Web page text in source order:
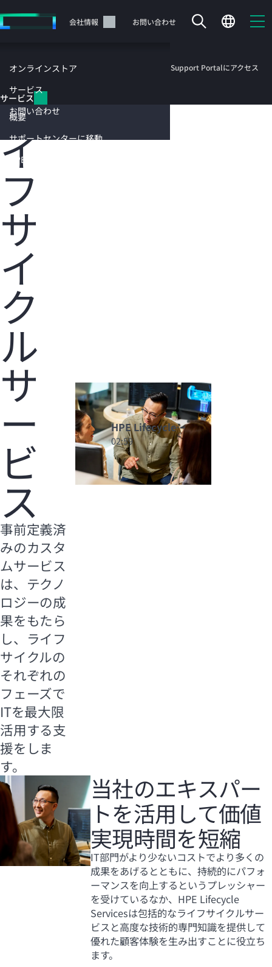
イ
ン
ス
キ
プ
会社情報 お問い合わせ
オンラインストア
サービス
お問い合わせ
サービ
サポートセンターに移動 HPE Networking Support Portalにアクセス
概要
サポートセンターに移動
HPE Networking Support
アクセス
サービス
ラ
イ
フ
サ
イ
ク
ル
サ
ー
ビ
ス
事前定義済
みのカスタ
ムサービス
は、テクノ
ロジーの成
果をもたら
し、ライフ
サイクルの
それぞれの
フェーズで
ITを最大限
活用する支
援をしま
す。
HPE Lifecycle
Servicesを利用して
あらゆる段階でテク
ノロジーの価値を最
適化
02:59
当社のエキスパー
トを活用して価値
実現時間を短縮
IT部門がより少ないコストでより多くの
成果をあげるとともに、持続的にパフォ
ーマンスを向上するというプレッシャー
を受けているなか、HPE Lifecycle
Servicesは包括的なライフサイクルサー
ビスと高度な技術的専門知識を提供して
優れた顧客体験を生み出すことに役立ち
ます。